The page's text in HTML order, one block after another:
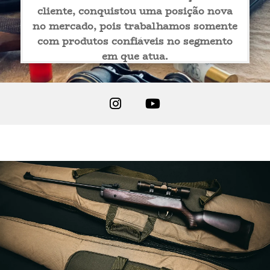
CALIBRE 17 HMR
CALIBRE 32
CALIBRE 380 AUTO
CALIBRE 357 MAGNUM
CALIBRE .40 S&W
cliente, conquistou uma posição nova
no mercado, pois trabalhamos somente
com produtos confiáveis no segmento
em que atua.